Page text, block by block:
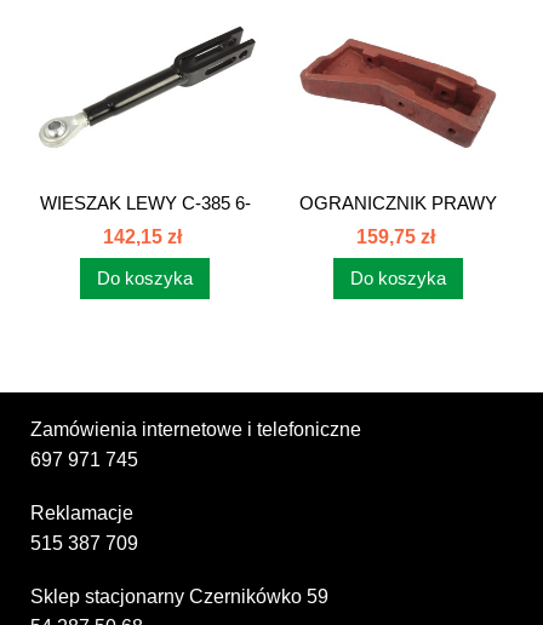
WIESZAK LEWY C-385 6-
CYL 89450989
142,15 zł
Do koszyka
OGRANICZNIK PRAWY
89450002
159,75 zł
Do koszyka
Zamówienia internetowe i telefoniczne
697 971 745
Reklamacje
515 387 709
Sklep stacjonarny Czernikówko 59